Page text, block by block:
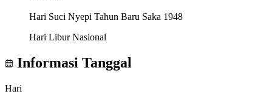
Hari Suci Nyepi Tahun Baru Saka 1948
Hari Libur Nasional
Informasi Tanggal
Hari